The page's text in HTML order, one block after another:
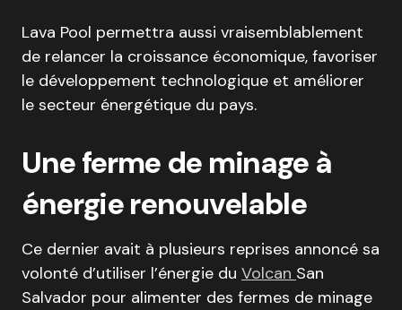
Lava Pool permettra aussi vraisemblablement
de relancer la croissance économique, favoriser
le développement technologique et améliorer
le secteur énergétique du pays.
Une ferme de minage à
énergie renouvelable
Ce dernier avait à plusieurs reprises annoncé sa
volonté d’utiliser l’énergie du Volcan San
Salvador pour alimenter des fermes de minage